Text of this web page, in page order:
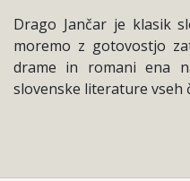
Drago Jančar je klasik
moremo z gotovostjo
drame in romani ena
slovenske literature vseh